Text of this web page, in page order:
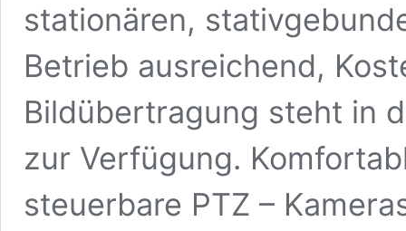
stationären,
Betrieb ausreichend,
Bildübertragung steht in
zur Verfügung.
steuerbare PTZ –